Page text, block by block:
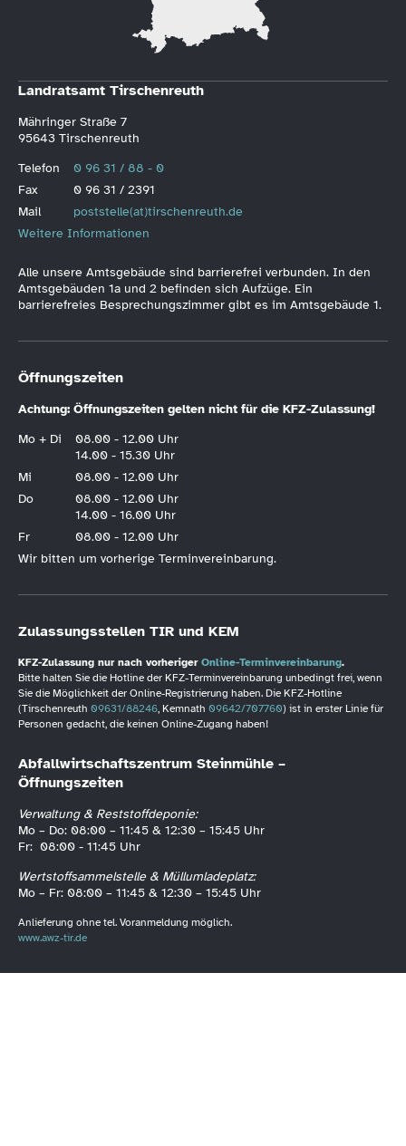
Landratsamt Tirschenreuth
Mähringer Straße 7
95643 Tirschenreuth
Telefon
0 96 31 / 88 - 0
Fax
0 96 31 / 2391
Mail
poststelle(at)tirschenreuth.de
Weitere Informationen
Alle unsere Amtsgebäude sind barrierefrei verbunden. In den
Amtsgebäuden 1a und 2 befinden sich Aufzüge. Ein
barrierefreies Besprechungszimmer gibt es im Amtsgebäude 1.
Öffnungszeiten
Achtung: Öffnungszeiten gelten nicht für die KFZ-Zulassung!
Mo + Di
08.00 - 12.00 Uhr
14.00 - 15.30 Uhr
Mi
08.00 - 12.00 Uhr
Do
08.00 - 12.00 Uhr
14.00 - 16.00 Uhr
Fr
08.00 - 12.00 Uhr
Wir bitten um vorherige Terminvereinbarung.
Zulassungsstellen TIR und KEM
KFZ-Zulassung nur nach vorheriger Online-Terminvereinbarung.
Bitte halten Sie die Hotline der KFZ-Terminvereinbarung unbedingt frei, wenn
Sie die Möglichkeit der Online-Registrierung haben. Die KFZ-Hotline
(Tirschenreuth 09631/88246, Kemnath 09642/707760) ist in erster Linie für
Personen gedacht, die keinen Online-Zugang haben!
Abfallwirtschaftszentrum Steinmühle –
Öffnungszeiten
Verwaltung & Reststoffdeponie:
Mo – Do: 08:00 – 11:45 & 12:30 – 15:45 Uhr
Fr: 08:00 - 11:45 Uhr
Wertstoffsammelstelle & Müllumladeplatz:
Mo – Fr: 08:00 – 11:45 & 12:30 – 15:45 Uhr
Anlieferung ohne tel. Voranmeldung möglich.
www.awz-tir.de